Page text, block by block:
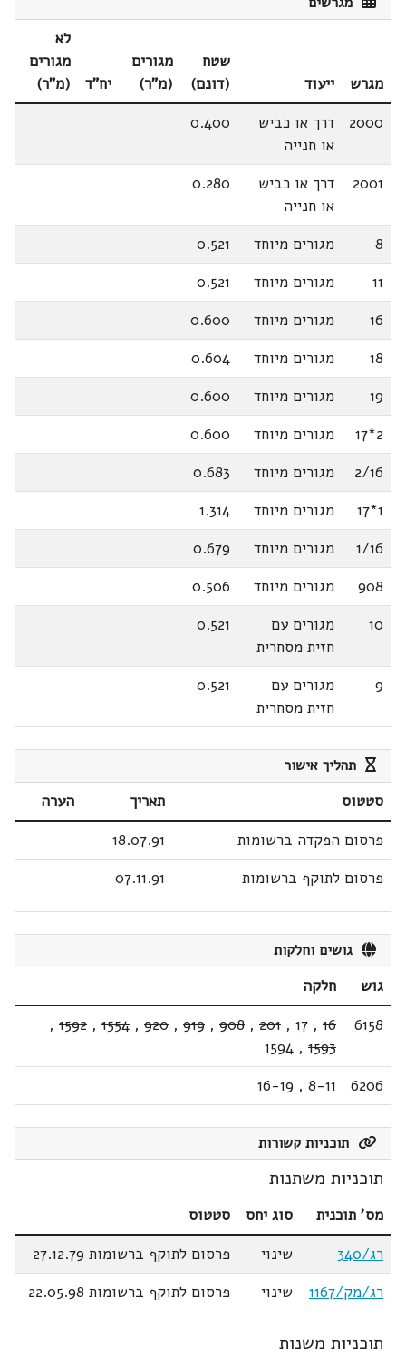
מגרש ייעוד
שטח
(דונם)
מגורים
(מ"ר)
יח"ד
לא
מגורים
(מ"ר)
2000
דרך או כביש
או חנייה
0.400
2001
דרך או כביש
או חנייה
0.280
8 מגורים מיוחד
0.521
11
מגורים מיוחד
0.521
16
מגורים מיוחד
0.600
18
מגורים מיוחד
0.604
19
מגורים מיוחד
0.600
2*17
מגורים מיוחד
0.600
2/16
מגורים מיוחד
0.683
1*17
מגורים מיוחד
1.314
1/16
מגורים מיוחד
0.679
908
מגורים מיוחד
0.506
10
מגורים עם
חזית מסחרית
0.521
9
מגורים עם
חזית מסחרית
0.521
תהליך אישור
סטטוס תאריך
הערה
פרסום הפקדה ברשומות
18.07.91
פרסום לתוקף ברשומות
07.11.91
גושים וחלקות
גוש
חלקה
6158
16
,
17
,
201
,
908
,
919
,
920
,
1554
,
1592
,
1593
,
1594
6206
8-11
,
16-19
תוכניות קשורות
תוכניות משתנות
מס' תוכנית סוג יחס
סטטוס
רג/340
שינוי
פרסום לתוקף ברשומות 27.12.79
רג/מק/1167
שינוי פרסום לתוקף ברשומות 22.05.98
תוכניות משנות